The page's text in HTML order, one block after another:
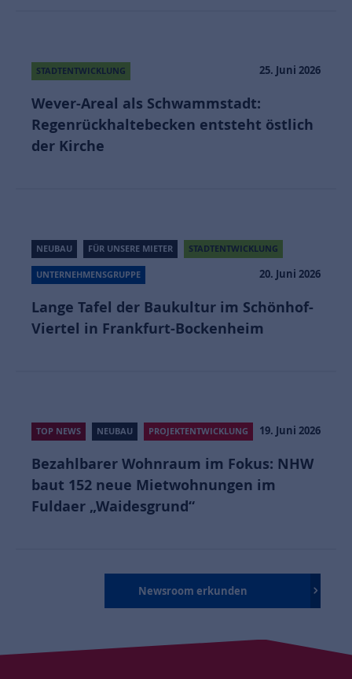
STADTENTWICKLUNG 25. Juni 2026
Wever-Areal als Schwammstadt:
Regenrückhaltebecken entsteht östlich
der Kirche
NEUBAU FÜR UNSERE MIETER STADTENTWICKLUNG
UNTERNEHMENSGRUPPE 20. Juni 2026
Lange Tafel der Baukultur im Schönhof-
Viertel in Frankfurt-Bockenheim
TOP NEWS NEUBAU PROJEKTENTWICKLUNG 19. Juni 2026
Bezahlbarer Wohnraum im Fokus: NHW
baut 152 neue Mietwohnungen im
Fuldaer „Waidesgrund“
Newsroom erkunden